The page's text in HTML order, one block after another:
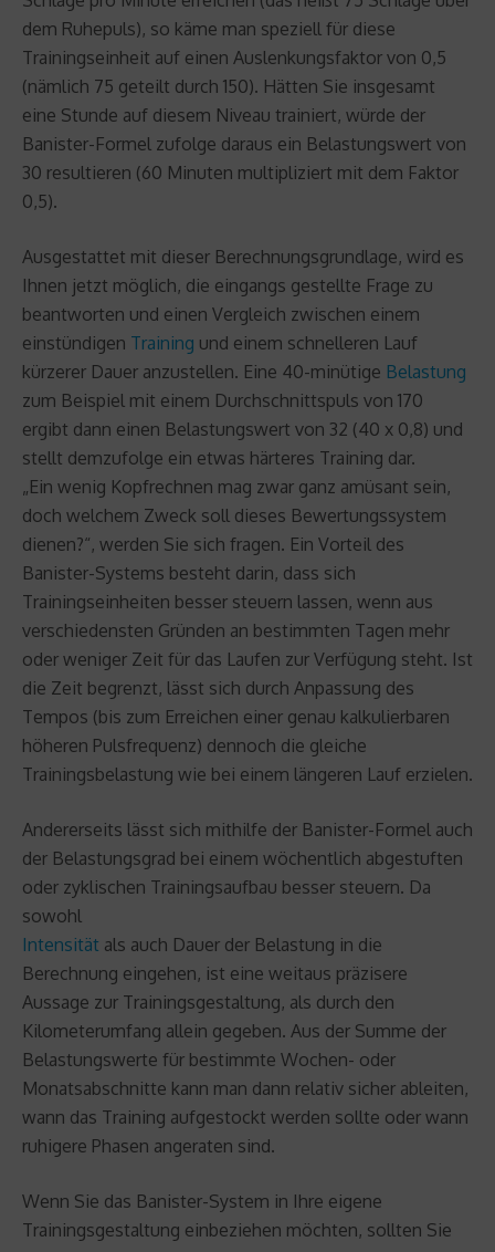
dem Ruhepuls), so käme man speziell für diese
Trainingseinheit auf einen Auslenkungsfaktor von 0,5
(nämlich 75 geteilt durch 150). Hätten Sie insgesamt
eine Stunde auf diesem Niveau trainiert, würde der
Banister-Formel zufolge daraus ein Belastungswert von
30 resultieren (60 Minuten multipliziert mit dem Faktor
0,5).
Ausgestattet mit dieser Berechnungsgrundlage, wird es
Ihnen jetzt möglich, die eingangs gestellte Frage zu
beantworten und einen Vergleich zwischen einem
einstündigen Training und einem schnelleren Lauf
kürzerer Dauer anzustellen. Eine 40-minütige Belastung
zum Beispiel mit einem Durchschnittspuls von 170
ergibt dann einen Belastungswert von 32 (40 x 0,8) und
stellt demzufolge ein etwas härteres Training dar.
„Ein wenig Kopfrechnen mag zwar ganz amüsant sein,
doch welchem Zweck soll dieses Bewertungssystem
dienen?“, werden Sie sich fragen. Ein Vorteil des
Banister-Systems besteht darin, dass sich
Trainingseinheiten besser steuern lassen, wenn aus
verschiedensten Gründen an bestimmten Tagen mehr
oder weniger Zeit für das Laufen zur Verfügung steht. Ist
die Zeit begrenzt, lässt sich durch Anpassung des
Tempos (bis zum Erreichen einer genau kalkulierbaren
höheren Pulsfrequenz) dennoch die gleiche
Trainingsbelastung wie bei einem längeren Lauf erzielen.
Andererseits lässt sich mithilfe der Banister-Formel auch
der Belastungsgrad bei einem wöchentlich abgestuften
oder zyklischen Trainingsaufbau besser steuern. Da
sowohl
Intensität als auch Dauer der Belastung in die
Berechnung eingehen, ist eine weitaus präzisere
Aussage zur Trainingsgestaltung, als durch den
Kilometerumfang allein gegeben. Aus der Summe der
Belastungswerte für bestimmte Wochen- oder
Monatsabschnitte kann man dann relativ sicher ableiten,
wann das Training aufgestockt werden sollte oder wann
ruhigere Phasen angeraten sind.
Wenn Sie das Banister-System in Ihre eigene
Trainingsgestaltung einbeziehen möchten, sollten Sie